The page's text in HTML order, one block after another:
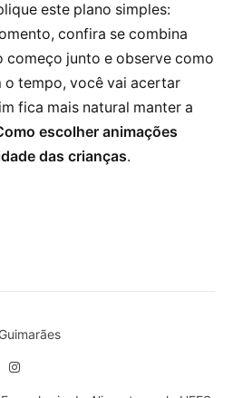
este plano simples:
confira se combina
começo junto e observe como
o tempo, você vai acertar
fica mais natural manter a
escolher animações
das crianças.
Instagram